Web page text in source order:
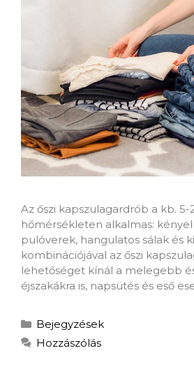
Az őszi kapszulagardrób a kb. 5-
hőmérsékleten alkalmas:
pulóverek, hangulatos sálak és
kombinációjával az őszi
lehetőséget kínál a melegebb
éjszakákra is, napsütés és eső
Bejegyzések
Hozzászólás